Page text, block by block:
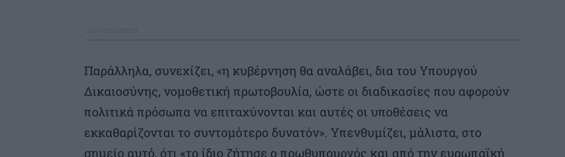
Παράλληλα, συνεχίζει, «η κυβέρνηση θα αναλάβει, δια του Υπουργού
Δικαιοσύνης, νομοθετική πρωτοβουλία, ώστε οι διαδικασίες που αφορούν
πολιτικά πρόσωπα να επιταχύνονται και αυτές οι υποθέσεις να
εκκαθαρίζονται το συντομότερο δυνατόν». Υπενθυμίζει, μάλιστα, στο
σημείο αυτό, ότι «το ίδιο ζήτησε ο πρωθυπουργός και από την ευρωπαϊκή